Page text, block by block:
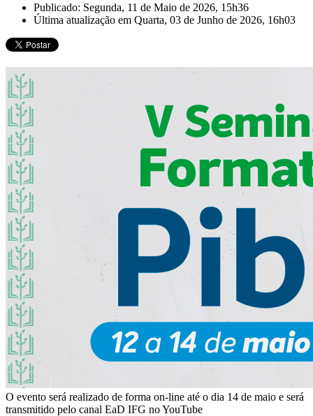
Publicado: Segunda, 11 de Maio de 2026, 15h36
Última atualização em Quarta, 03 de Junho de 2026, 16h03
O evento será realizado de forma on-line até o dia 14 de maio e será
transmitido pelo canal EaD IFG no YouTube